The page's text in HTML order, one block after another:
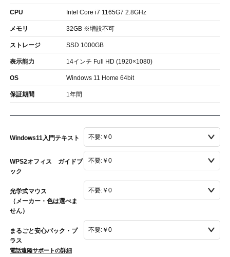
CPU Intel Core i7 1165G7 2.8GHz
メモリ 32GB ※増設不可
ストレージ SSD 1000GB
表示能力 14インチ Full HD (1920×1080)
OS Windows 11 Home 64bit
保証期間 1年間
Windows11入門テキスト
WPS2オフィス ガイドブ
ック
光学式マウス
（メーカー・色は選べま
せん）
まるごと安心パック・プ
ラス
電話遠隔サポートの詳細